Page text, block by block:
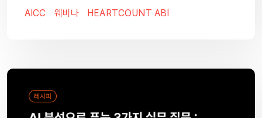
AICC 웨비나 HEARTCOUNT ABI